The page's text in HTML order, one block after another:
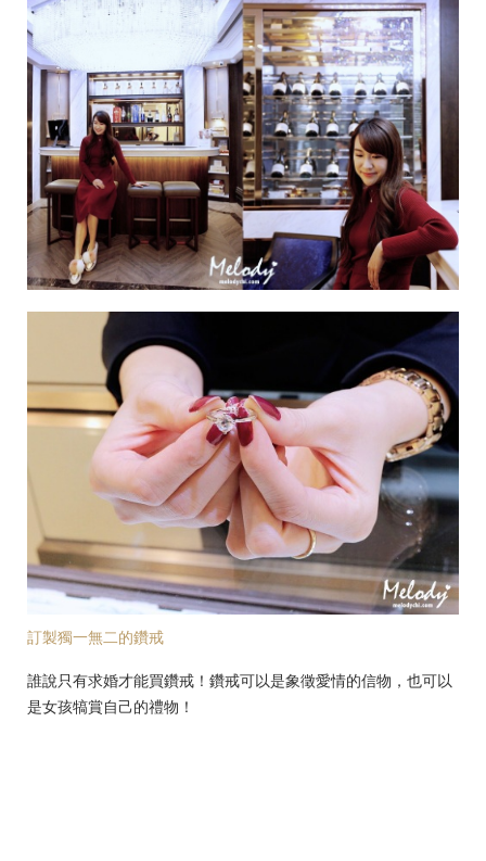
訂製獨一無二的鑽戒
誰說只有求婚才能買鑽戒！鑽戒可以是象徵愛情的信物，也可以
是女孩犒賞自己的禮物！